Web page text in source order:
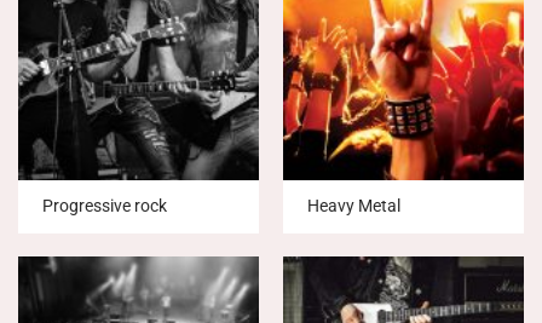
Progressive rock Heavy Metal